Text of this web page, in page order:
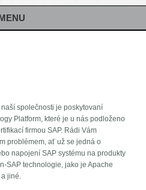
společnosti je poskytovaní
Platform, které je u nás podloženo
firmou SAP. Rádi Vám
problémem, ať už se jedná o
napojení SAP systému na produkty
SAP technologie, jako je Apache
jiné.